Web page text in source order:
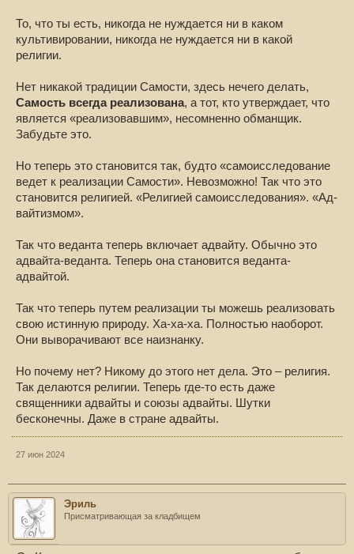
То, что ты есть, никогда не нуждается ни в каком
культивировании, никогда не нуждается ни в какой
религии.
Нет никакой традиции Самости, здесь нечего делать,
Самость всегда реализована, а тот, кто утверждает, что
является «реализовавшим», несомненно обманщик.
Забудьте это.
Но теперь это становится так, будто «самоисследование
ведет к реализации Самости». Невозможно! Так что это
становится религией. «Религией самоисследования». «Ад-
вайтизмом».
Так что веданта теперь включает адвайту. Обычно это
адвайта-веданта. Теперь она становится веданта-
адвайтой.
Так что теперь путем реализации ты можешь реализовать
свою истинную природу. Ха-ха-ха. Полностью наоборот.
Они выворачивают все наизнанку.
Но почему нет? Никому до этого нет дела. Это – религия.
Так делаются религии. Теперь где-то есть даже
священники адвайты и союзы адвайты. Шутки
бесконечны. Даже в стране адвайты.
27 июн 2024
Эриль
Присматривающая за кладбищем